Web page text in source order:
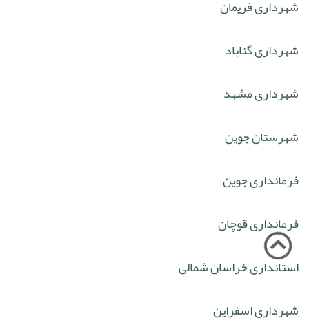
شهرداری فریمان
شهرداری گناباد
شهرداری مشهد
شهرستان جوین
فرمانداری جوین
فرمانداری قوچان
استانداری خراسان شمالی
شهرداری اسفراین